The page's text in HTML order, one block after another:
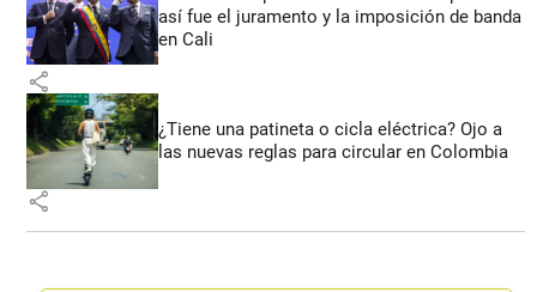
así fue el juramento y la imposición de banda
en Cali
share
¿Tiene una patineta o cicla eléctrica? Ojo a
las nuevas reglas para circular en Colombia
share